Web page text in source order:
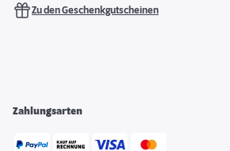
Zu den Geschenkgutscheinen
Zahlungsarten